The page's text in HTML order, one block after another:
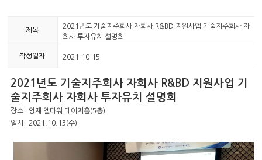
제목
2021년도 기술지주회사 자회사 R&BD 지원사업 기술지주회사 자
회사 투자유치 설명회
작성일자 2021-10-15
2021년도 기술지주회사 자회사 R&BD 지원사업 기
술지주회사 자회사 투자유치 설명회
장소 : 양재 엘타워 데이지홀(5층)
일시 : 2021.10.13(수)